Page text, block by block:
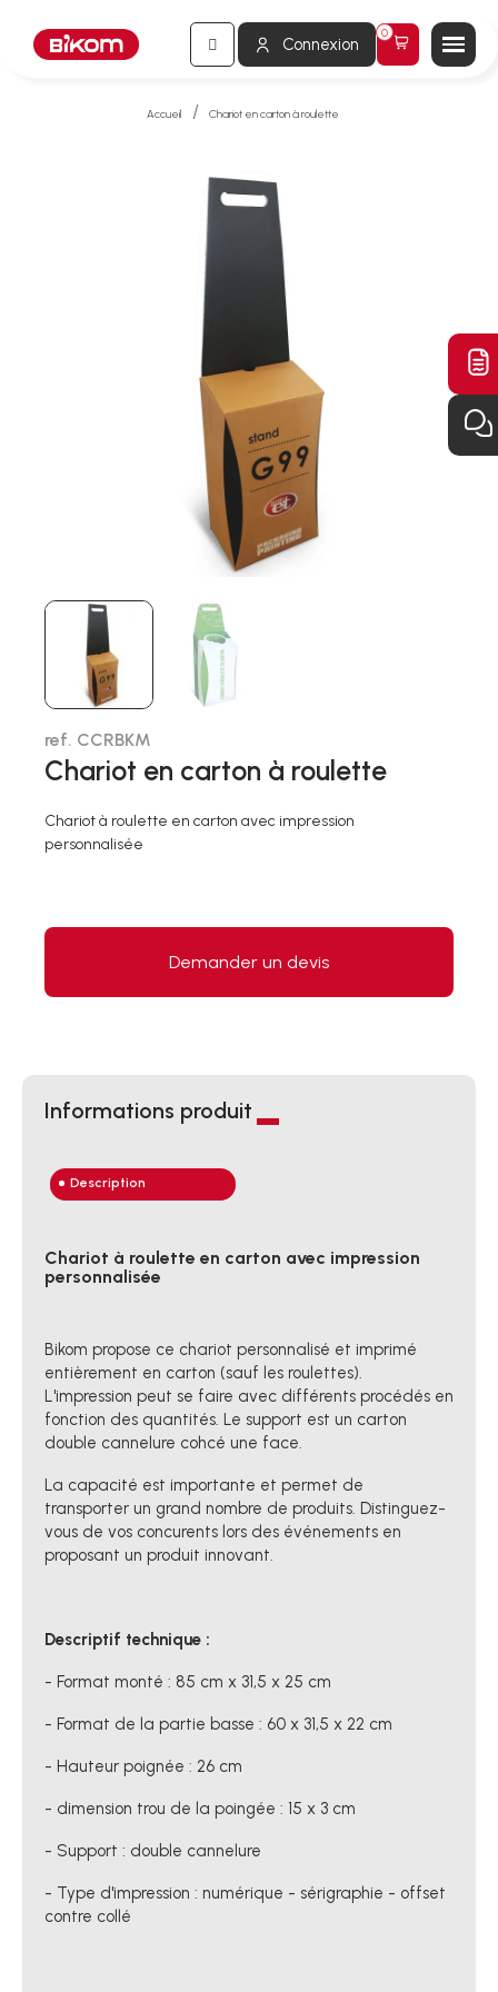
Connexion
Accueil Chariot en carton à roulette
ref. CCRBKM
Chariot en carton à roulette
Chariot à roulette en carton avec impression
personnalisée
Demander un devis
Informations produit
Description
Chariot à roulette en carton avec impression
personnalisée
Bikom propose ce chariot personnalisé et imprimé
entièrement en carton (sauf les roulettes).
L'impression peut se faire avec différents procédés en
fonction des quantités. Le support est un carton
double cannelure cohcé une face.
La capacité est importante et permet de
transporter un grand nombre de produits. Distinguez-
vous de vos concurents lors des événements en
proposant un produit innovant.
Descriptif technique :
- Format monté : 85 cm x 31,5 x 25 cm
- Format de la partie basse : 60 x 31,5 x 22 cm
- Hauteur poignée : 26 cm
- dimension trou de la poingée : 15 x 3 cm
- Support : double cannelure
- Type d'impression : numérique - sérigraphie - offset
contre collé